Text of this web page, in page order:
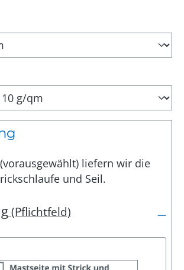
liefern wir die
und Seil.
(Pflichtfeld)